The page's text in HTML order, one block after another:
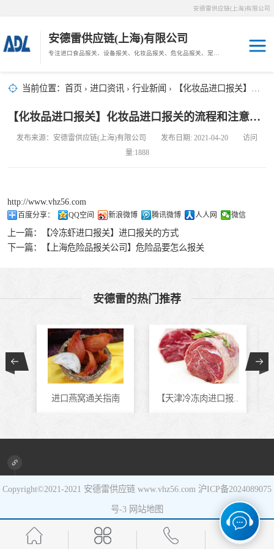
安德雷供应链(上海)有限公司
安德雷供应链(上海)有限公司
当前位置： 首页 › 进口资讯 › 行业新闻 › 【化妆品进口报关】化妆品进口报关的流程和注意事项
【化妆品进口报关】化妆品进口报关的流程和注意事项
发布来源：安德雷供应链(上海)有限公司 发布日期: 2021-04-20 访问
量:1888
http://www.vhz56.com
百度分享： QQ空间 新浪微博 腾讯微博 人人网 微信
上一篇：
【冷冻虾进口报关】进口报关的方式
下一篇：
【上海危险品报关公司】危险品要怎么报关
安德雷的热门推荐
进口燕窝通关指南 【天津冷冻肉进口报..
进口新旧设备清关代.. 马来西亚冷冻虾进口..
Copyright©2021-2021 安德雷供应链 www.vhz56.com 沪ICP备2024089075
号-3 网站地图
其他报关
海鲜进口
宠物粮进口
危化品进口
化妆品进口
食品进口
设备进口
木材报关
药材报关
汽车/游艇报关